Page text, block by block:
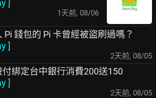
]
1天前, 08/06
Pi 錢包的 Pi 卡曾經被盜刷過嗎？
]
2天前, 08/05
付綁定台中銀行消費200送150
]
2天前, 08/05